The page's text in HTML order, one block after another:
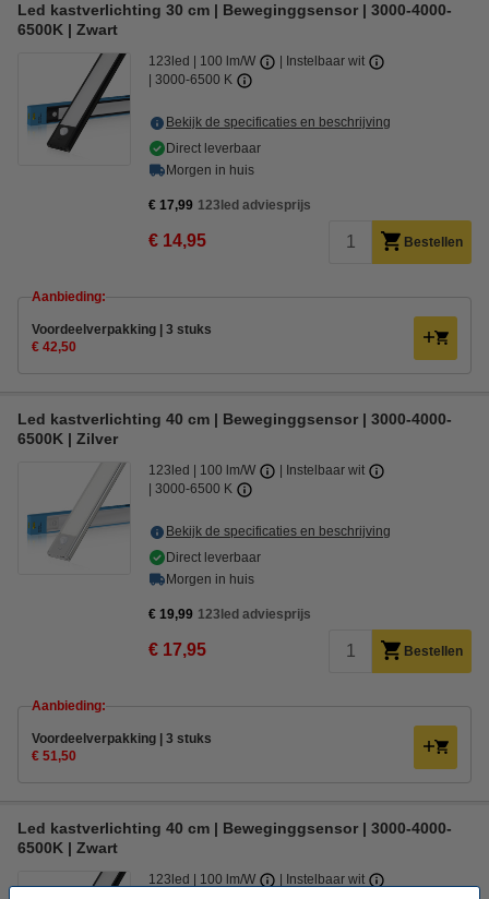
Led kastverlichting 30 cm | Beweginggsensor | 3000-4000-
6500K | Zwart
123led 100 lm/W
Instelbaar wit
3000-6500 K
Bekijk de specificaties en beschrijving
Direct leverbaar
Morgen in huis
€ 17,99 123led adviesprijs
€ 14,95 Bestellen
Aanbieding:
Voordeelverpakking | 3 stuks
€ 42,50
Led kastverlichting 40 cm | Beweginggsensor | 3000-4000-
6500K | Zilver
123led 100 lm/W
Instelbaar wit
3000-6500 K
Bekijk de specificaties en beschrijving
Direct leverbaar
Morgen in huis
€ 19,99 123led adviesprijs
€ 17,95 Bestellen
Aanbieding:
Voordeelverpakking | 3 stuks
€ 51,50
Led kastverlichting 40 cm | Beweginggsensor | 3000-4000-
6500K | Zwart
123led 100 lm/W
Instelbaar wit